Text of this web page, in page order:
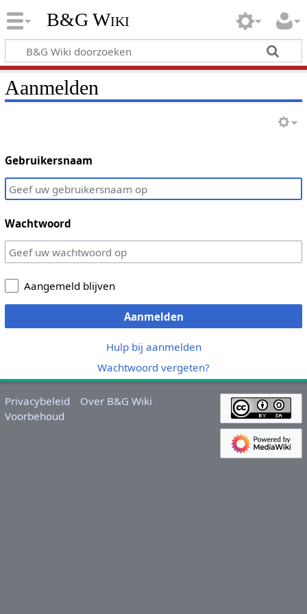
B&G Wiki
Aanmelden
Gebruikersnaam
Wachtwoord
Aangemeld blijven
Aanmelden
Hulp bij aanmelden
Wachtwoord vergeten?
Privacybeleid
Over B&G Wiki
Voorbehoud